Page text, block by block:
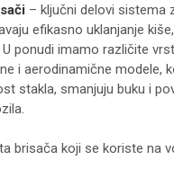
– ključni delovi sistema
efikasno uklanjanje
ponudi imamo različite
i aerodinamične modele,
stakla, smanjuju buku i
brisača koji se koriste na